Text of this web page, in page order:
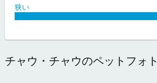
狭い
チャウ・チャウのペットフォト